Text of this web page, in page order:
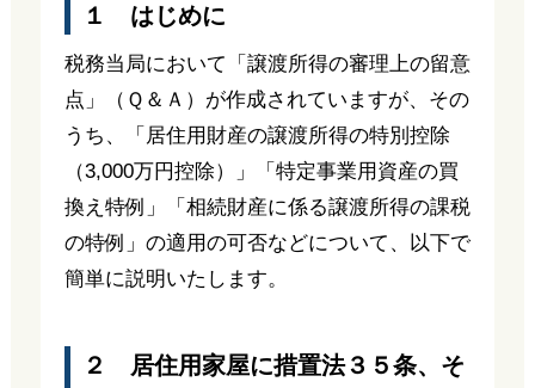
１ はじめに
税務当局において「譲渡所得の審理上の留意
点」（Ｑ＆Ａ）が作成されていますが、その
うち、「居住用財産の譲渡所得の特別控除
（3,000万円控除）」「特定事業用資産の買
換え特例」「相続財産に係る譲渡所得の課税
の特例」の適用の可否などについて、以下で
簡単に説明いたします。
２ 居住用家屋に措置法３５条、そ